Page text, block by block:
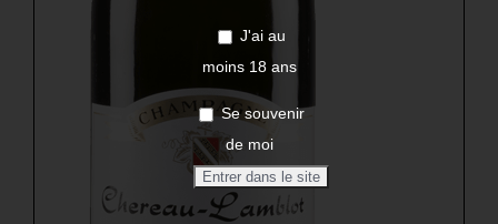
J'ai au
moins 18 ans
Se souvenir
de moi